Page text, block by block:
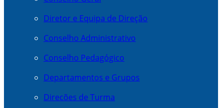
Diretor e Equipa de Direção
Conselho Administrativo
Conselho Pedagógico
Departamentos e Grupos
Direcões de Turma